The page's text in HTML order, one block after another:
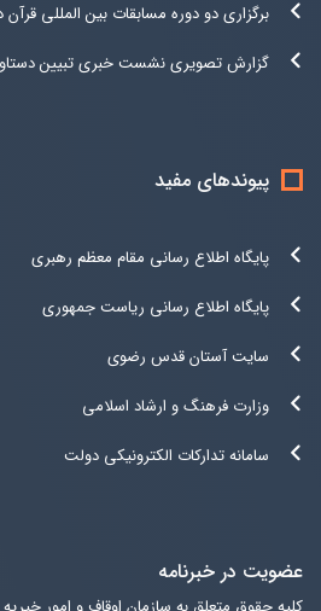
برگزاری دو دوره مسابقات بین المللی قرآن
گزارش تصویری نشست خبری تبیین
پیوندهای مفید
پایگاه اطلاع رسانی مقام معظم رهبری
پایگاه اطلاع رسانی ریاست جمهوری
سایت آستان قدس رضوی
وزارت فرهنگ و ارشاد اسلامی
سامانه تدارکات الکترونیکی دولت
عضویت در خبرنامه